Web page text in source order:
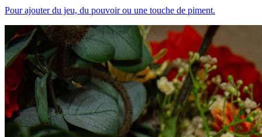
Pour ajouter du jeu, du pouvoir ou une touche de piment.